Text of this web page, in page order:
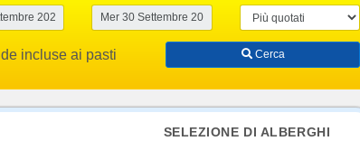
incluse ai pasti Cerca
SELEZIONE DI ALBERGHI